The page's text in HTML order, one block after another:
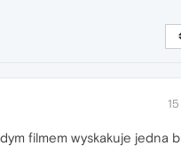
filmem wyskakuje jedna